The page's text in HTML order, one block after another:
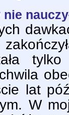
tylko
lat
W